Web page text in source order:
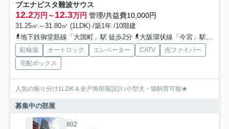
ブエナビスタ難波サウス
12.2万円～12.3万円 管理/共益費10,000円
31.25㎡～31.80㎡ (1LDK) /築1年 /10階建
地下鉄御堂筋線「大国町」駅 徒歩2分
大阪環状線「今宮」駅 徒歩8分
駐輪場 オートロック エレベーター CATV
光ファイバー
宅配ボックス
人気の振り分け1LDK＆全戸角部屋設計♪小型犬・猫飼育可能★
募集中の部屋
802